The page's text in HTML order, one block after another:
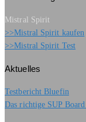
Mistral Spirit
>>Mistral Spirit kaufen
>>Mistral Spirit Test
Aktuelles
Testbericht Bluefin
Das richtige SUP